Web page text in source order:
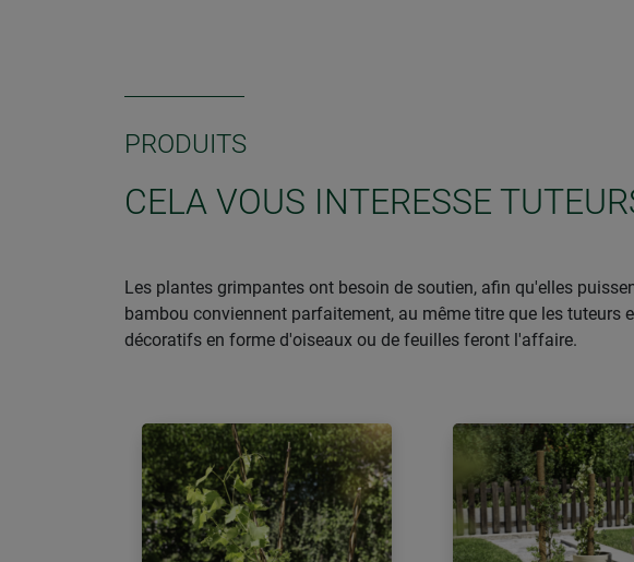
PRODUITS
CELA VOUS INTERESSE
Les plantes grimpantes ont besoin de soutien, afin qu'elles
bambou conviennent parfaitement, au même titre que les
décoratifs en forme d'oiseaux ou de feuilles feront l'affaire.